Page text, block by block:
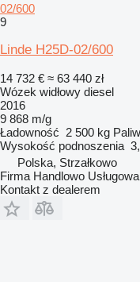
02/600
9
Linde H25D-02/600
14 732 € ≈ 63 440 zł
Wózek widłowy diesel
2016
9 868 m/g
Ładowność 2 500 kg
Wysokość podnoszenia
Polska, Strzałkowo
Firma Handlowo
Kontakt z dealerem